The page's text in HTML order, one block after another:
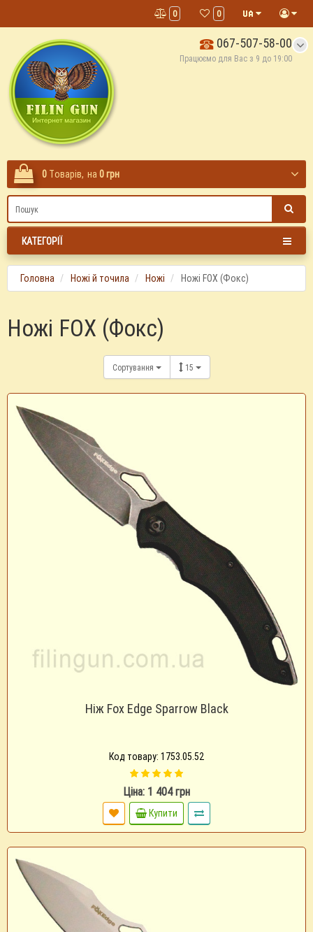
0
0
067-507-58-00
Працюємо для Вас з 9 до 19:00
0 Tоварів, на 0 грн
КАТЕГОРІЇ
Головна Ножі й точила Ножі Ножі FOX (Фокс)
Ножі FOX (Фокс)
Сортування 15
Ніж Fox Edge Sparrow Black
Код товару: 1753.05.52
Ціна: 1 404 грн
Купити